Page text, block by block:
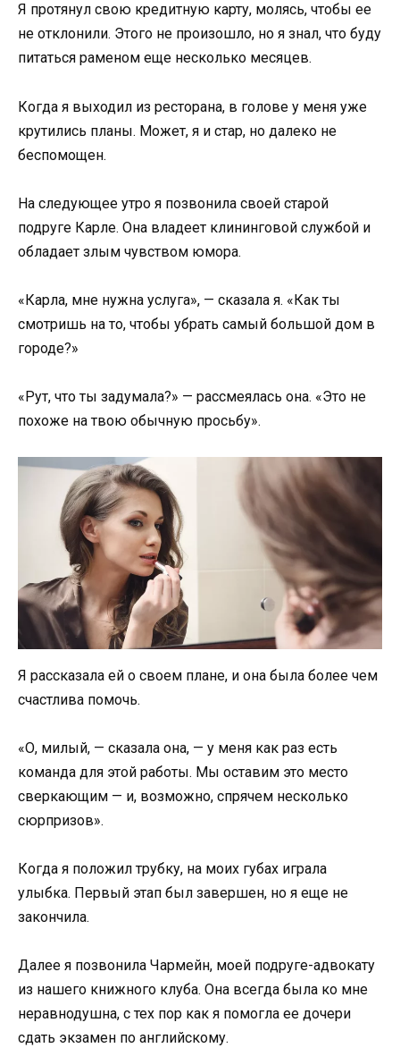
Я протянул свою кредитную карту, молясь, чтобы ее
не отклонили. Этого не произошло, но я знал, что буду
питаться раменом еще несколько месяцев.
Когда я выходил из ресторана, в голове у меня уже
крутились планы. Может, я и стар, но далеко не
беспомощен.
На следующее утро я позвонила своей старой
подруге Карле. Она владеет клининговой службой и
обладает злым чувством юмора.
«Карла, мне нужна услуга», — сказала я. «Как ты
смотришь на то, чтобы убрать самый большой дом в
городе?»
«Рут, что ты задумала?» — рассмеялась она. «Это не
похоже на твою обычную просьбу».
Я рассказала ей о своем плане, и она была более чем
счастлива помочь.
«О, милый, — сказала она, — у меня как раз есть
команда для этой работы. Мы оставим это место
сверкающим — и, возможно, спрячем несколько
сюрпризов».
Когда я положил трубку, на моих губах играла
улыбка. Первый этап был завершен, но я еще не
закончила.
Далее я позвонила Чармейн, моей подруге-адвокату
из нашего книжного клуба. Она всегда была ко мне
неравнодушна, с тех пор как я помогла ее дочери
сдать экзамен по английскому.